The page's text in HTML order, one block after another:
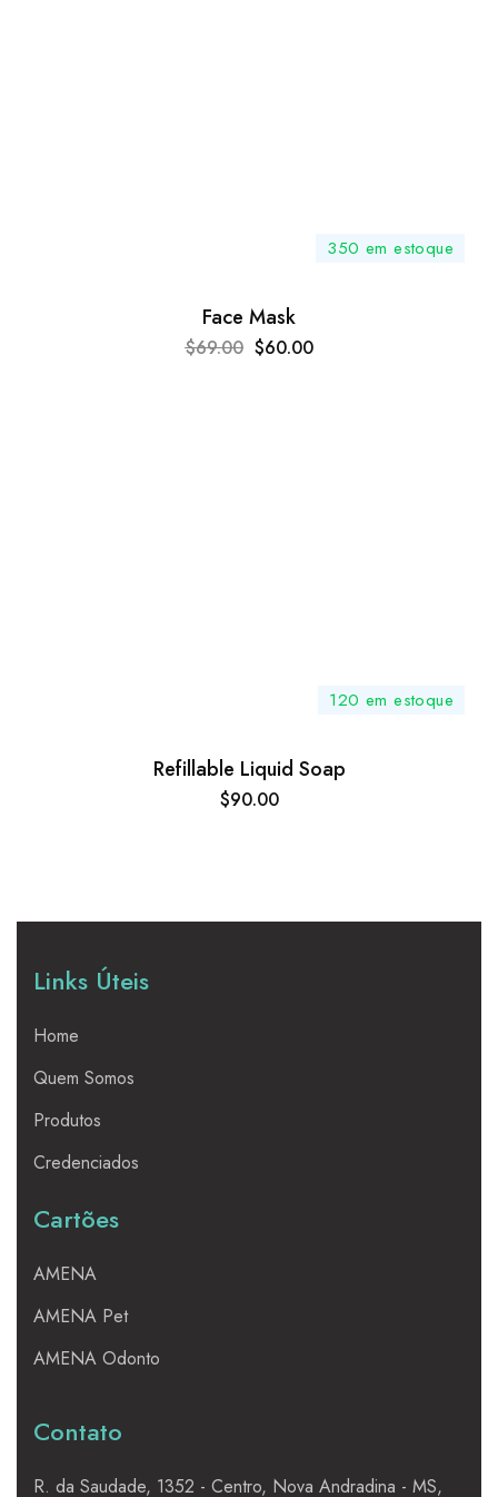
350 em estoque
Face Mask
$69.00 $60.00
120 em estoque
Refillable Liquid Soap
$90.00
Links Úteis
Home
Quem Somos
Produtos
Credenciados
Cartões
AMENA
AMENA Pet
AMENA Odonto
Contato
R. da Saudade, 1352 - Centro, Nova Andradina - MS,